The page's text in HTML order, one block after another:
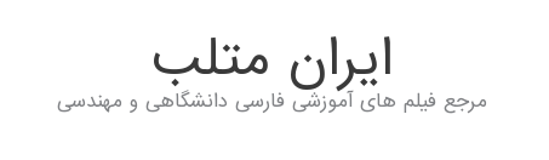
ايران متلب
مرجع فیلم های آموزشی فارسی دانشگاهی و مهندسی